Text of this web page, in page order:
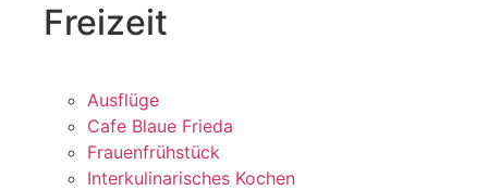
Freizeit
Ausflüge
Cafe Blaue Frieda
Frauenfrühstück
Interkulinarisches Kochen